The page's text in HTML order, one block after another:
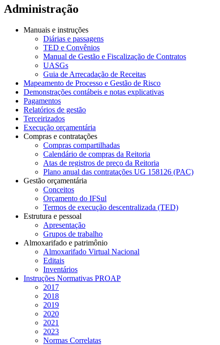
Administração
Manuais e instruções
Diárias e passagens
TED e Convênios
Manual de Gestão e Fiscalização de Contratos
UASGs
Guia de Arrecadação de Receitas
Mapeamento de Processo e Gestão de Risco
Demonstrações contábeis e notas explicativas
Pagamentos
Relatórios de gestão
Terceirizados
Execução orçamentária
Compras e contratações
Compras compartilhadas
Calendário de compras da Reitoria
Atas de registros de preço da Reitoria
Plano anual das contratações UG 158126 (PAC)
Gestão orçamentária
Conceitos
Orçamento do IFSul
Termos de execução descentralizada (TED)
Estrutura e pessoal
Apresentação
Grupos de trabalho
Almoxarifado e patrimônio
Almoxarifado Virtual Nacional
Editais
Inventários
Instruções Normativas PROAP
2017
2018
2019
2020
2021
2023
Normas Correlatas